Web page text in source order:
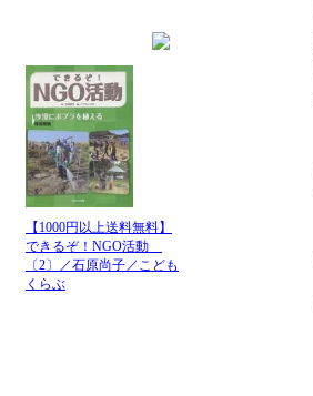
【1000円以上送料無料】
できるぞ！NGO活動
〔2〕／石原尚子／こども
くらぶ